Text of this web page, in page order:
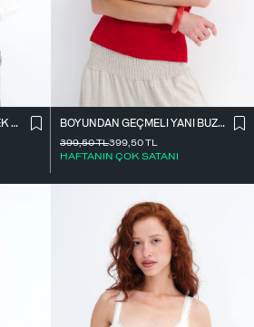
KETEN UZUN KOLLU GÖMLEK G18476
BOYUNDAN GEÇMELI YANI BÜZGÜLÜ BLUZ A390
399,50TL
HAFTANIN ÇOK SATANI
399,50TL